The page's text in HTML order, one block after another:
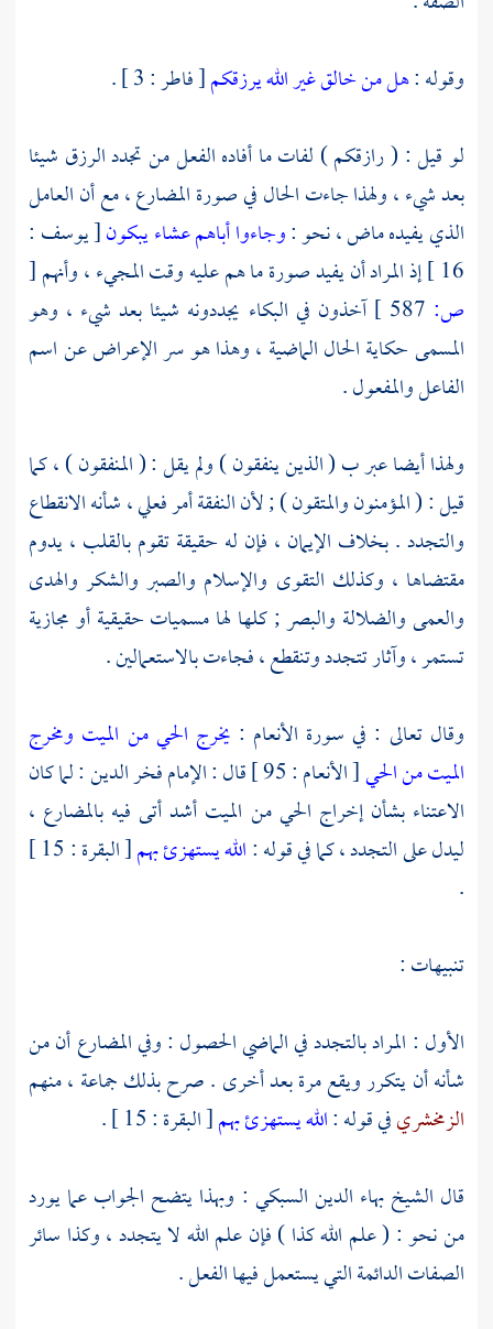
وقوله :هل من خالق غير الله يرزقكم[ فاطر : 3 ] .
لو قيل : ( رازقكم ) لفات ما أفاده الفعل من تجدد الرزق شيئا
بعد شيء ، ولهذا جاءت الحال في صورة المضارع ، مع أن العامل
الذي يفيده ماض ، نحو :وجاءوا أباهم عشاء يبكون[ يوسف :
16 ] إذ المراد أن يفيد صورة ما هم عليه وقت المجيء ، وأنهم
[
ص:
آخذون في البكاء يجددونه شيئا بعد شيء ، وهو
المسمى حكاية الحال الماضية ، وهذا هو سر الإعراض عن اسم
الفاعل والمفعول .
ولهذا أيضا عبر ب ( الذين ينفقون ) ولم يقل : ( المنفقون ) ، كما
قيل : ( المؤمنون والمتقون ) ; لأن النفقة أمر فعلي ، شأنه الانقطاع
والتجدد . بخلاف الإيمان ، فإن له حقيقة تقوم بالقلب ، يدوم
مقتضاها ، وكذلك التقوى والإسلام والصبر والشكر والهدى
والعمى والضلالة والبصر ; كلها لها مسميات حقيقية أو مجازية
تستمر ، وآثار تتجدد وتنقطع ، فجاءت بالاستعمالين .
وقال تعالى : في سورة الأنعام : يخرج الحي من الميت ومخرج
الميت من الحي[ الأنعام : 95 ] قال : الإمام فخر الدين: لما كان
الاعتناء بشأن إخراج الحي من الميت أشد أتى فيه بالمضارع ،
ليدل على التجدد ، كما في قوله :الله يستهزئ بهم
[ البقرة : 15 ]
.
تنبيهات :
الأول : المراد بالتجدد في الماضي الحصول : وفي المضارع أن من
شأنه أن يتكرر ويقع مرة بعد أخرى . صرح بذلك جماعة ، منهم
الزمخشريفي قوله :الله يستهزئ بهم[ البقرة : 15 ] .
قال الشيخ بهاء الدين السبكي : وبهذا يتضح الجواب عما يورد
من نحو : ( علم الله كذا ) فإن علم الله لا يتجدد ، وكذا سائر
الصفات الدائمة التي يستعمل فيها الفعل .